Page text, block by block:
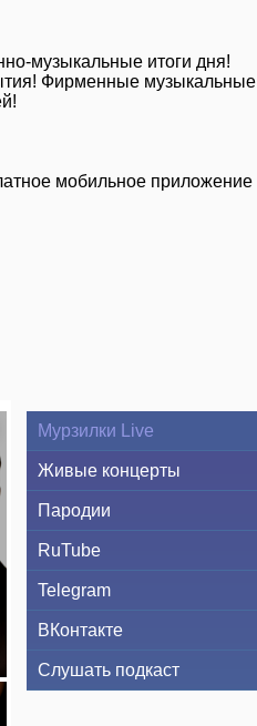
музыкальные итоги дня!
Фирменные музыкальные
мобильное приложение
Мурзилки Live
Живые концерты
Пародии
RuTube
Telegram
ВКонтакте
Слушать подкаст